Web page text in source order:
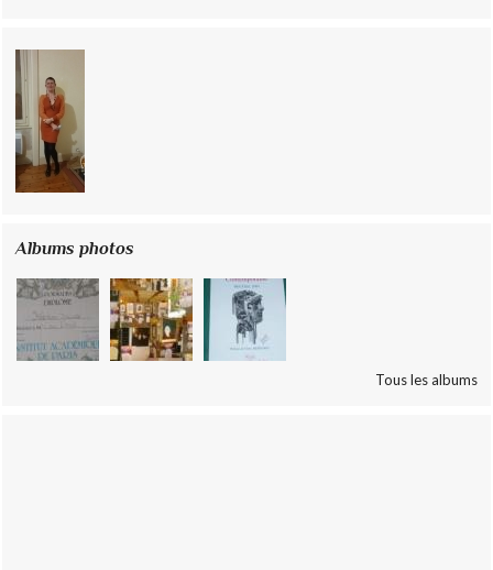
Albums photos
Tous les albums